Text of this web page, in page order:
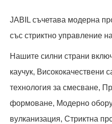
JABIL съчетава модерна
със стриктно управление
Нашите силни страни
каучук, Висококачествени
технология за смесване,
формоване, Модерно
вулканизация, Стриктна